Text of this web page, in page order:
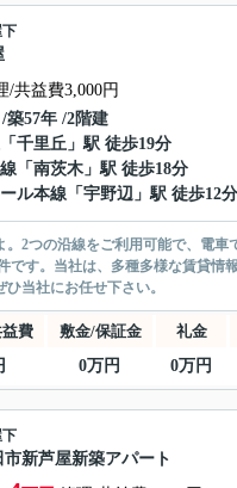
/共益費3,000円
築57年 /2階建
「 千里丘 」駅 徒歩19分
「 南茨木 」駅 徒歩18分
ル本線 「 宇野辺 」駅 徒歩12分
2つの沿線をご利用可能で、電
です。当社は、多種多様な賃貸
当社にお任せ下さい。
費 敷金/保証金 礼金
0万円 0万円
市新芦屋新築アパート